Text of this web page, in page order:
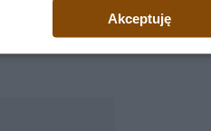
klimacie gór
więc
Akceptuję